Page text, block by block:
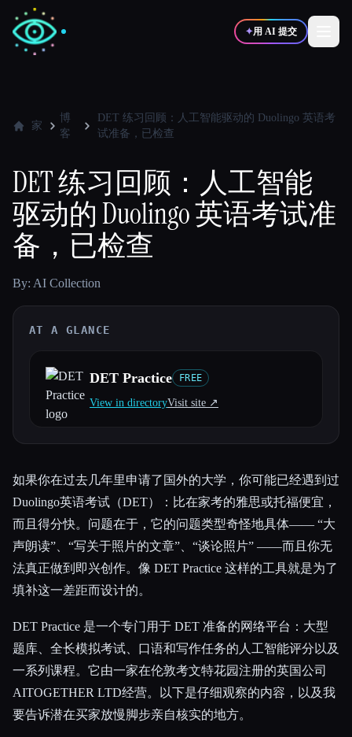
✦用 AI 提交
写作者 🎨设计师
💻开发者 📈营销
🎓学生 🎬创作者
博客
所有分类
关于
家
博
客
DET 练习回顾：人工智能驱动的 Duolingo 英语考
试准备，已检查
DET 练习回顾：人工智能
驱动的 Duolingo 英语考试准
备，已检查
By: AI Collection
AT A GLANCE
DET Practice FREE
View in directoryVisit site ↗︎
如果你在过去几年里申请了国外的大学，你可能已经遇到过
Duolingo英语考试（DET）：比在家考的雅思或托福便宜，
而且得分快。问题在于，它的问题类型奇怪地具体—— “大
声朗读”、“写关于照片的文章”、“谈论照片” ——而且你无
法真正做到即兴创作。像 DET Practice 这样的工具就是为了
填补这一差距而设计的。
DET Practice 是一个专门用于 DET 准备的网络平台：大型
题库、全长模拟考试、口语和写作任务的人工智能评分以及
一系列课程。它由一家在伦敦考文特花园注册的英国公司
AITOGETHER LTD经营。以下是仔细观察的内容，以及我
要告诉潜在买家放慢脚步亲自核实的地方。